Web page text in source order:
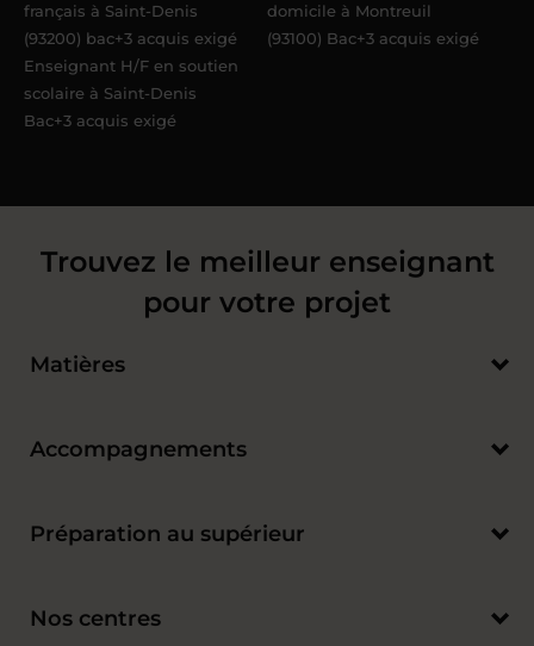
français à Saint-Denis
(93200) bac+3 acquis exigé
Enseignant H/F en soutien
scolaire à Saint-Denis
Bac+3 acquis exigé
domicile à Montreuil
(93100) Bac+3 acquis exigé
Trouvez le meilleur enseignant
pour votre projet
Matières
Accompagnements
Préparation au supérieur
Nos centres